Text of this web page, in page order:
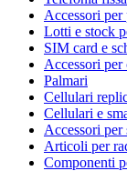
Accessori per
Lotti e stock
SIM card e
Accessori per
Palmari
Cellulari
Cellulari e
Accessori per
Articoli per
Componenti